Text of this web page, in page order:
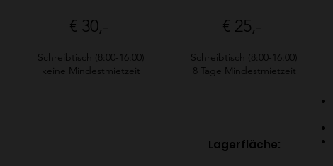
€ 30,-
Schreibtisch (8:00-16:00)
keine Mindestmietzeit
Lagerfläche:
€ 25,-
Schreibtisch (8:00-16:00)
8 Tage Mindestmietzeit